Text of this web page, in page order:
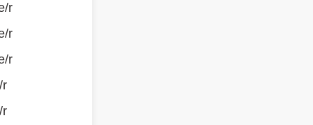
r
r
r
r
r